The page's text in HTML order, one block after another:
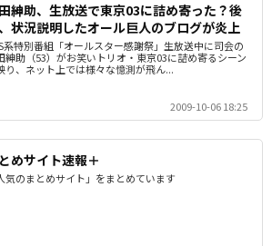
紳助、生放送で東京03に詰め寄った？後
状況説明したオール巨人のブログが炎上
系特別番組「オールスター感謝祭」生放送中に司会の
紳助（53）がお笑いトリオ・東京03に詰め寄るシーン
り、ネット上では様々な憶測が飛ん...
2009-10-06 18:25
めサイト速報＋
気のまとめサイト」をまとめています